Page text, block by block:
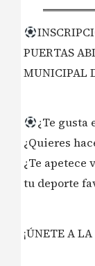
PUERTAS
MUNICIPAL
¿Te gusta
¿Quieres
¿Te apetece
tu deporte
¡ÚNETE A